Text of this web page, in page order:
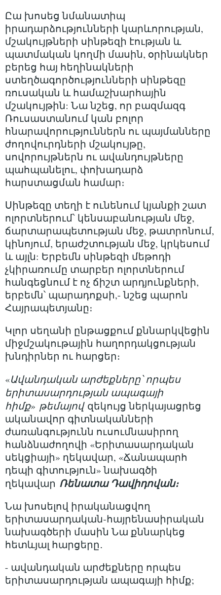
Ըա խոսեց նմանատիպ
իրադարձությունների կարևորության,
մշակույթների սինթեզի էության և
պատմական կողմի մասին, օրինակներ
բերեց հայ հեղինակների
ստեղծագործությունների սինթեզը
ռուսական և համաշխարհային
մշակույթին: Նա նշեց, որ բազմազգ
Ռուսաստանում կան բոլոր
հնարավորություններն ու պայմանները
ժողովուրդների մշակույթը,
սովորույթներն ու ավանդույթները
պահպանելու, փոխադարձ
հարստացման համար։
Սինթեզը տեղի է ունենում կյանքի շատ
ոլորտներում՝ կենսաբանության մեջ,
ճարտարապետության մեջ, թատրոնում,
կինոյում, երաժշտության մեջ, կրկեսում
և այլն: Երբեմն սինթեզի մեթոդի
չկիրառումը տարբեր ոլորտներում
հանգեցնում է ոչ ճիշտ արդյունքների,
երբեմն՝ պարադոքսի,- նշեց պարոն
Հայրապետյանը։
Կլոր սեղանի ընթացքում քննարկվեցին
միջմշակութային հաղորդակցության
խնդիրներ ու հարցեր։
«Ավանդական արժեքները՝ որպես
երիտասարդության ապագայի
հիմք» թեմայովզեկույց ներկայացրեց
ականավոր գիտնականների
ժառանգությունն ուսումնասիրող
հանձնաժողովի «Երիտասարդական
սեկցիայի» ղեկավար, «Ճանապարհ
դեպի գիտություն» նախագծի
ղեկավար Ռենատա Դավիդովան։
Նա խոսելով իրականացվող
երիտասարդական-հայրենասիրական
նախագծերի մասին Նա քննարկեց
հետևյալ հարցերը․
- ավանդական արժեքները որպես
երիտասարդության ապագայի հիմք;